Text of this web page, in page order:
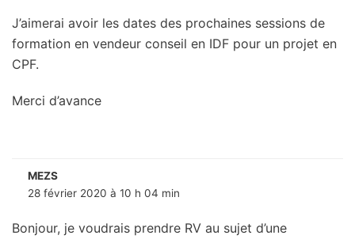
J’aimerai avoir les dates des prochaines sessions de
formation en vendeur conseil en IDF pour un projet en
CPF.
Merci d’avance
MEZS
28 février 2020 à 10 h 04 min
Bonjour, je voudrais prendre RV au sujet d’une